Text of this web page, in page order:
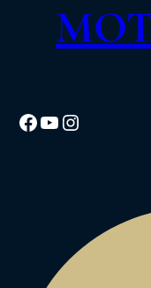
Facebook
YouTube
Instagram